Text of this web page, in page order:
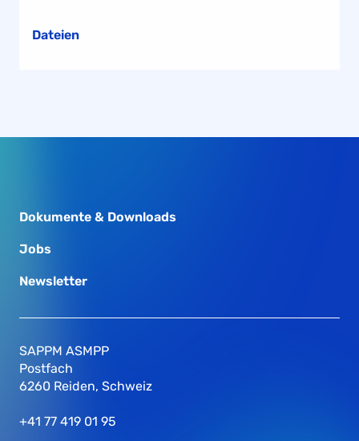
Dateien
Dokumente & Downloads
Jobs
Newsletter
SAPPM ASMPP
Postfach
6260 Reiden, Schweiz
+41 77 419 01 95